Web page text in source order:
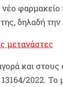
δηλαδή την
μετανάστες
και
2022.